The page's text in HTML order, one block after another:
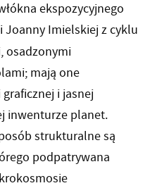
ekspozycyjnego
Joanny Imielskiej z cyklu
osadzonymi
mają one
i jasnej
inwenturze planet.
strukturalne są
podpatrywana